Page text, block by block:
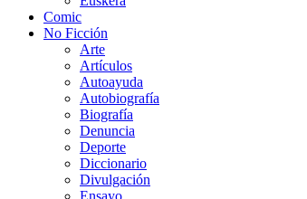
Comic
No Ficción
Arte
Artículos
Autoayuda
Autobiografía
Biografía
Denuncia
Deporte
Diccionario
Divulgación
Ensayo